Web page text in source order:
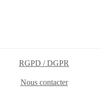
RGPD / DGPR
Nous contacter